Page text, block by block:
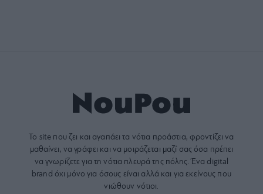
Το site που ζει και αγαπάει τα νότια προάστια, φροντίζει να
μαθαίνει, να γράφει και να μοιράζεται μαζί σας όσα πρέπει
να γνωρίζετε για τη νότια πλευρά της πόλης. Ένα digital
brand όχι μόνο για όσους είναι αλλά και για εκείνους που
νιώθουν νότιοι.